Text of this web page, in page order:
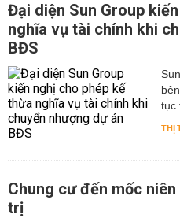
Đại diện Sun Group
nghĩa vụ tài chính khi
BĐS
tục
THỊ
Chung cư đến mốc
trị